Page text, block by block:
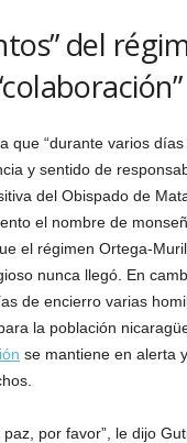
del
que “durante varios
y sentido de
del Obispado de
el nombre de
el régimen Ortega-
nunca llegó. En
de encierro varias
la población
se mantiene en alerta
paz, por favor”, le dijo